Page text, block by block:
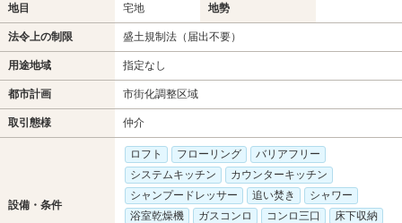
地目 宅地 地勢
法令上の制限 盛土規制法（届出不要）
用途地域 指定なし
都市計画 市街化調整区域
取引態様 仲介
設備・条件
ロフト フローリング
バリアフリー
システムキッチン
カウンターキッチン
シャンプードレッサー
追い焚き
シャワー
浴室乾燥機
ガスコンロ コンロ三口
床下収納